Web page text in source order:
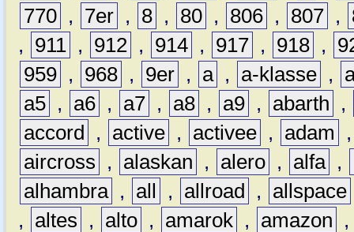
770 , 7er , 8 , 80 , 806 , 807 ,
,
911 , 912 , 914 , 917 , 918 ,
959 , 968 , 9er , a , a-klasse ,
a5 , a6 , a7 , a8 , a9 , abarth
,
accord
, active , activee , adam
aircross
, alaskan , alero , alfa ,
alhambra , all , allroad , allspace
,
altes , alto , amarok , amazon